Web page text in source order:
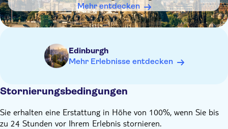
Als alkoholfreie Alternative steht ein kostenloses
Erfrischungsgetränk zur Verfügung
Verkostungsglas aus Kristall als Souvenir
Bitte kommen Sie frühzeitig, da der Einlass über eine
Denken Sie daran, mitzubringen:
Bitte bringen Sie einen gültigen Lichtbildausweis mit, um
nachzuweisen, dass Sie mindestens 18 Jahre alt sind.
Andernfalls wird Ihnen die Option „Erfrischungsgetränk“
Mehr entdecken
Edinburgh
Mehr Erlebnisse entdecken
Stornierungsbedingungen
Sie erhalten eine Erstattung in Höhe von 100%, wenn Sie bis
zu 24 Stunden vor Ihrem Erlebnis stornieren.